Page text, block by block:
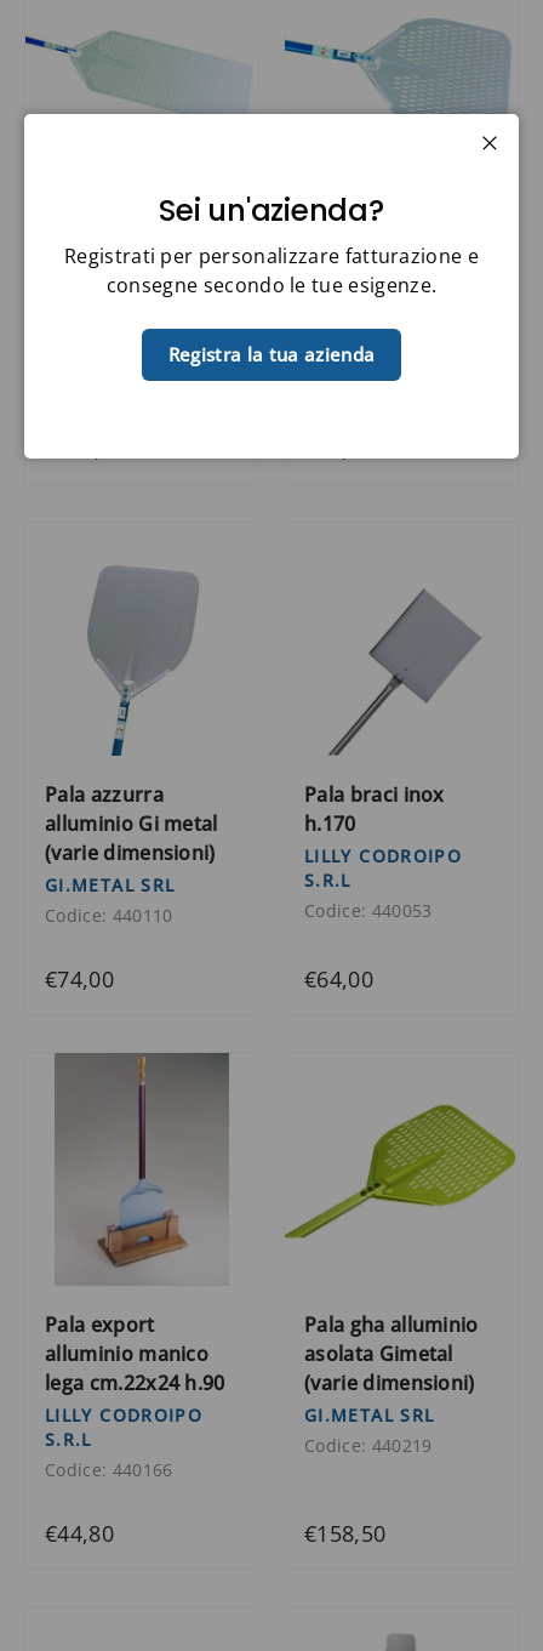
alluminio asolata al
metro cm.40x60
GI.METAL SRL
Codice: 440198
alluminio asolata Gi
metal (varie
dimensioni)
GI.METAL SRL
Codice: 440174
Pala azzurra
alluminio Gi metal
(varie dimensioni)
GI.METAL SRL
Codice: 440110
€74,00
Pala braci inox
h.170
LILLY CODROIPO
S.R.L
Codice: 440053
€64,00
Pala export
alluminio manico
lega cm.22x24 h.90
LILLY CODROIPO
S.R.L
Codice: 440166
€44,80
Pala gha alluminio
asolata Gimetal
(varie dimensioni)
GI.METAL SRL
Codice: 440219
€158,50
Sei un'azienda?
Registrati per personalizzare fatturazione e
consegne secondo le tue esigenze.
Registra la tua azienda